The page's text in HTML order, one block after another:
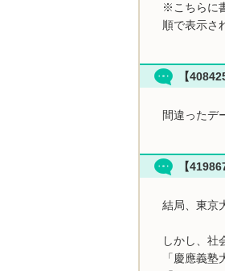
※こちらに
順で表示さ
【
間違ったデ
【
結局、東京
しかし、社
「慶應義